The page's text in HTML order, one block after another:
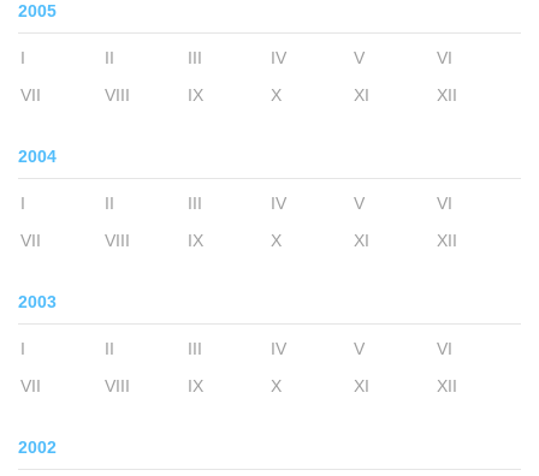
2005
I II III IV V
VI
VII
VIII IX X XI XII
2004
I II III IV V
VI
VII
VIII IX X XI XII
2003
I II III IV V
VI
VII
VIII IX X XI XII
2002